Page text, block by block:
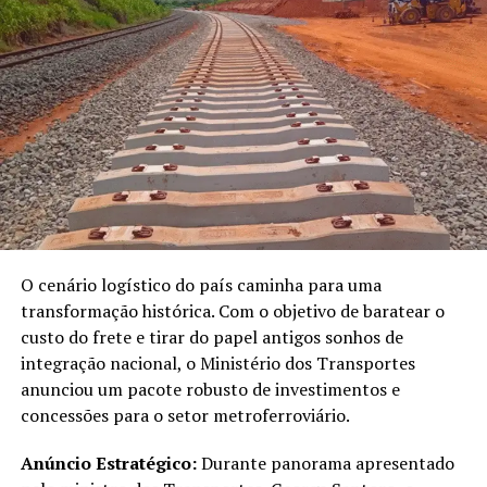
No fechamento de julho, o valor cobrado pelas
indústrias recuou 1,60%, fechando a R$ 2,58 por litro. O
repasse foi sentido diretamente nos postos
revendedores do estado, onde a média semanal baixou
para R$ 3,74 por litro.
O panorama econômico da bioenergia no estado
apresenta os seguintes destaques:
postos mato-grossenses perdem em preço baixo
apenas para São Paulo (R$ 3,70/l).
Comparativo anual:O valor praticado hoje
representa um recuo de 5,79% em relação ao
mesmo período de 2025, quando o litro custava R$
Volume de produção:O estado mantém o
O cenário logístico do país caminha para uma
transformação histórica. Com o objetivo de baratear o
custo do frete e tirar do papel antigos sonhos de
integração nacional, o Ministério dos Transportes
anunciou um pacote robusto de investimentos e
concessões para o setor metroferroviário.
Anúncio Estratégico:Durante panorama apresentado